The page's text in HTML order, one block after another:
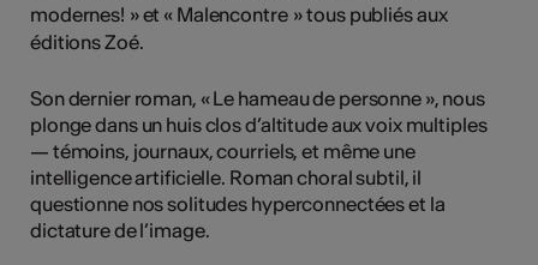
modernes! » et « Malencontre »tous publiés aux
éditions Zoé.
Son dernier roman, « Le hameau de personne », nous
plonge dans un huis clos d’altitude aux voix multiples
— témoins, journaux, courriels, et même une
intelligence artificielle. Roman choral subtil, il
questionne nos solitudes hyperconnectées et la
dictature de l’image.